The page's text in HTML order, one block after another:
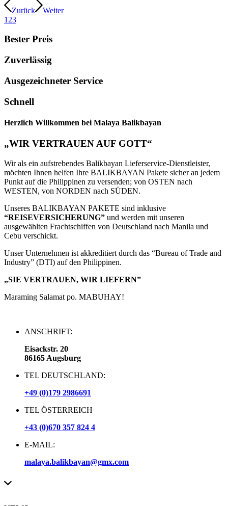
Zurück
Weiter
1 23
Bester Preis
Zuverlässig
Ausgezeichneter Service
Schnell
Herzlich Willkommen bei Malaya Balikbayan
„WIR VERTRAUEN AUF GOTT“
Wir als ein aufstrebendes Balikbayan Lieferservice-Dienstleister,
möchten Ihnen helfen Ihre BALIKBAYAN Pakete sicher an jedem
Punkt auf die Philippinen zu versenden; von OSTEN nach
WESTEN, von NORDEN nach SÜDEN.
Unseres BALIKBAYAN PAKETE sind inklusive
“REISEVERSICHERUNG” und werden mit unseren
ausgewählten Frachtschiffen von Deutschland nach Manila und
Cebu verschickt.
Unser Unternehmen ist akkreditiert durch das “Bureau of Trade and
Industry” (DTI) auf den Philippinen.
„SIE VERTRAUEN, WIR LIEFERN”
Maraming Salamat po. MABUHAY!
ANSCHRIFT:
Eisackstr. 20
86165 Augsburg
TEL DEUTSCHLAND:
+49 (0)179 2986691
TEL ÖSTERREICH
+43 (0)670 357 824 4
E-MAIL:
malaya.balikbayan@gmx.com